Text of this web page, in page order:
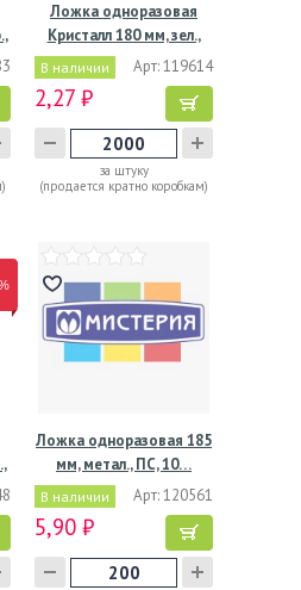
Ложка одноразовая
Кристалл 180 мм, зел.,
ПС,…
В наличии Арт: 119614
2,27 ₽
за штуку
(продается кратно коробкам)
Ложка одноразовая 185
мм, метал., ПС, 10…
В наличии Арт: 120561
5,90 ₽